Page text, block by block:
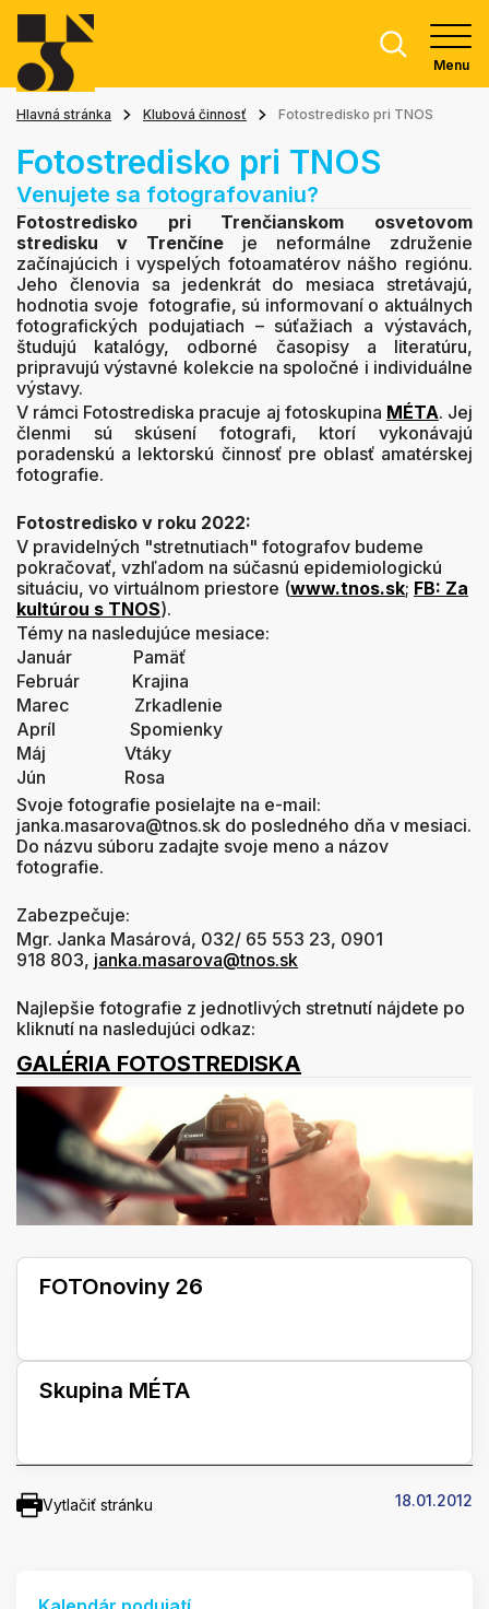
Menu
Hlavná stránka Klubová činnosť Fotostredisko pri TNOS
Fotostredisko pri TNOS
Venujete sa fotografovaniu?
Fotostredisko pri Trenčianskom osvetovom
stredisku
v Trenčíne je neformálne združenie
začínajúcich i vyspelých fotoamatérov nášho regiónu.
Jeho členovia sa jedenkrát do mesiaca stretávajú,
hodnotia svoje fotografie, sú informovaní o aktuálnych
fotografických podujatiach – súťažiach a výstavách,
študujú katalógy, odborné časopisy a literatúru,
pripravujú výstavné kolekcie na spoločné i individuálne
výstavy.
V rámci Fotostrediska pracuje aj fotoskupina MÉTA. Jej
členmi sú skúsení fotografi, ktorí vykonávajú
poradenskú a lektorskú činnosť pre oblasť amatérskej
fotografie.
Fotostredisko v roku 2022:
V pravidelných "stretnutiach" fotografov budeme
pokračovať, vzhľadom na súčasnú epidemiologickú
situáciu, vo virtuálnom priestore (www.tnos.sk; FB: Za
kultúrou s TNOS).
Témy na nasledujúce mesiace:
Január Pamäť
Február Krajina
Marec Zrkadlenie
Apríl Spomienky
Máj Vtáky
Jún Rosa
Svoje fotografie posielajte na e-mail:
janka.masarova@tnos.sk do posledného dňa v mesiaci.
Do názvu súboru zadajte svoje meno a názov
fotografie.
Zabezpečuje:
Mgr. Janka Masárová, 032/ 65 553 23, 0901
918 803, janka.masarova@tnos.sk
Najlepšie fotografie z jednotlivých stretnutí nájdete po
kliknutí na nasledujúci odkaz:
GALÉRIA FOTOSTREDISKA
FOTOnoviny 26
Skupina MÉTA
Vytlačiť stránku 18.01.2012